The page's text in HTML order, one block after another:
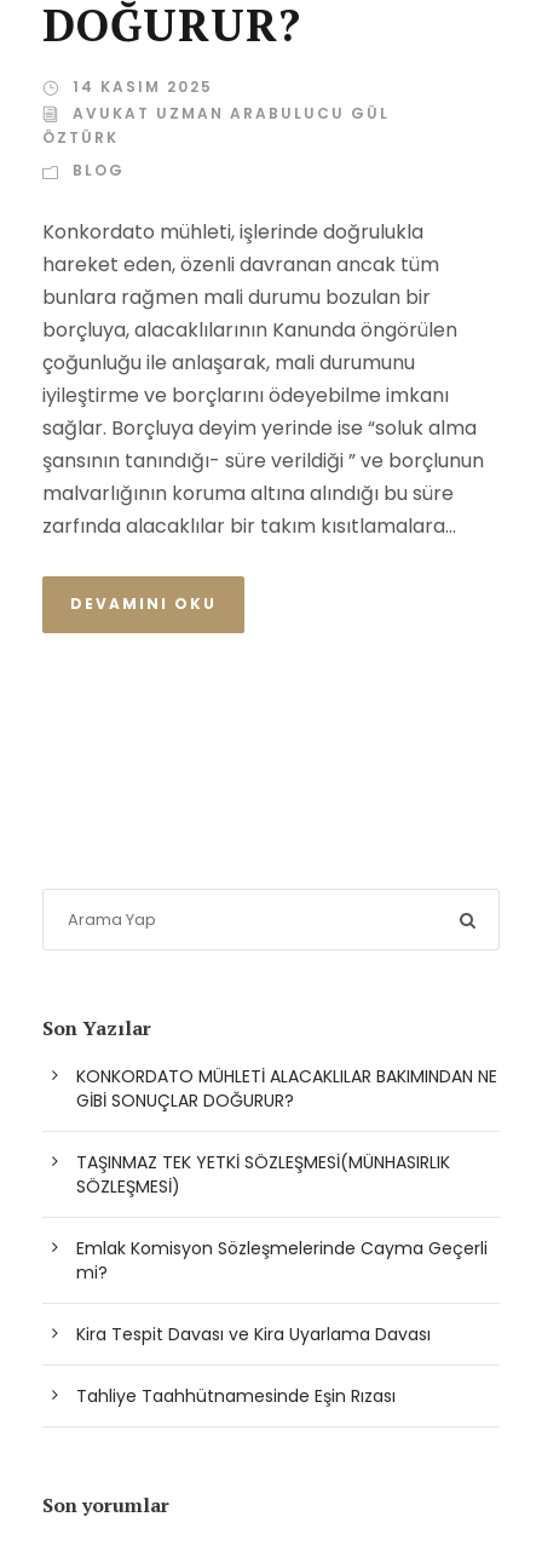
DOĞURUR?
14 KASIM 2025
AVUKAT UZMAN ARABULUCU GÜL
ÖZTÜRK
BLOG
Konkordato mühleti, işlerinde doğrulukla
hareket eden, özenli davranan ancak tüm
bunlara rağmen mali durumu bozulan bir
borçluya, alacaklılarının Kanunda öngörülen
çoğunluğu ile anlaşarak, mali durumunu
iyileştirme ve borçlarını ödeyebilme imkanı
sağlar. Borçluya deyim yerinde ise “soluk alma
şansının tanındığı- süre verildiği ” ve borçlunun
malvarlığının koruma altına alındığı bu süre
zarfında alacaklılar bir takım kısıtlamalara...
DEVAMINI OKU
Son Yazılar
KONKORDATO MÜHLETİ ALACAKLILAR BAKIMINDAN NE
GİBİ SONUÇLAR DOĞURUR?
TAŞINMAZ TEK YETKİ SÖZLEŞMESİ(MÜNHASIRLIK
SÖZLEŞMESİ)
Emlak Komisyon Sözleşmelerinde Cayma Geçerli
mi?
Kira Tespit Davası ve Kira Uyarlama Davası
Tahliye Taahhütnamesinde Eşin Rızası
Son yorumlar